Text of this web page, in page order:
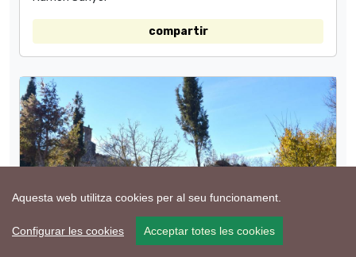
Aquesta web utilitza cookies per al seu funcionament.
Configurar les cookies Acceptar totes les cookies
compartir